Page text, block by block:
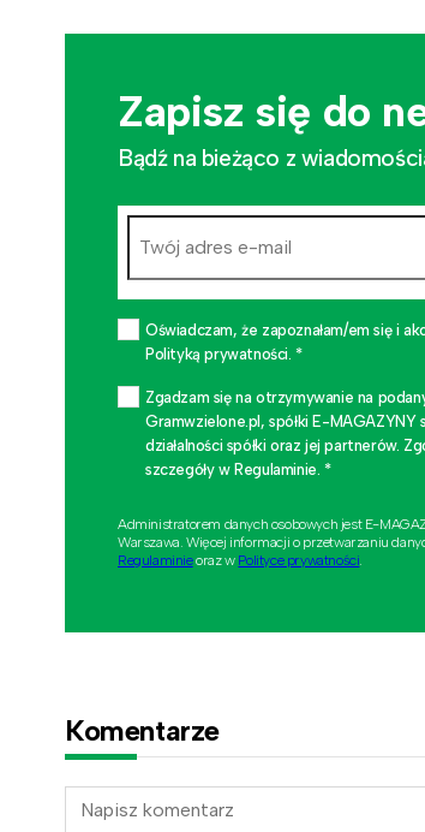
Zapisz się do
Bądź na bieżąco z
Oświadczam, że zapoznałam/em się i
Polityką prywatności. *
Zgadzam się na otrzymywanie na
Gramwzielone.pl, spółki E-
działalności spółki oraz jej partnerów.
szczegóły w Regulaminie. *
Administratorem danych osobowych jest E-
Warszawa. Więcej informacji o przetwarzaniu
Regulaminieoraz w Polityce prywatności
Komentarze